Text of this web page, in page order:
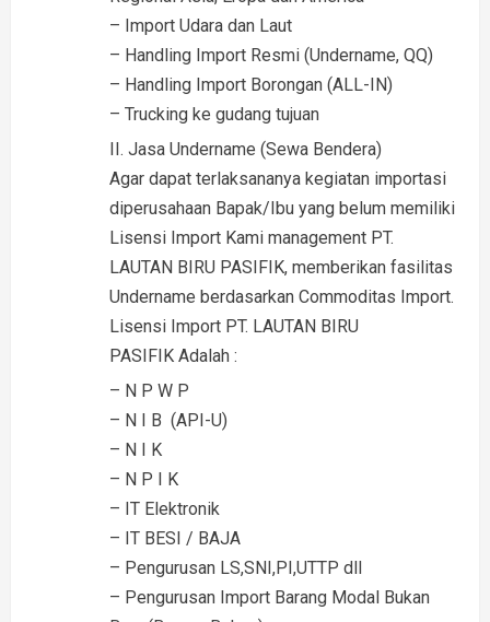
– Import Udara dan Laut
– Handling Import Resmi (Undername, QQ)
– Handling Import Borongan (ALL-IN)
– Trucking ke gudang tujuan
II. Jasa Undername (Sewa Bendera)
Agar dapat terlaksananya kegiatan importasi
diperusahaan Bapak/Ibu yang belum memiliki
Lisensi Import Kami management PT.
LAUTAN BIRU PASIFIK, memberikan fasilitas
Undername berdasarkan Commoditas Import.
Lisensi Import PT. LAUTAN BIRU
PASIFIK Adalah :
– N P W P
– N I B (API-U)
– N I K
– N P I K
– IT Elektronik
– IT BESI / BAJA
– Pengurusan LS,SNI,PI,UTTP dll
– Pengurusan Import Barang Modal Bukan